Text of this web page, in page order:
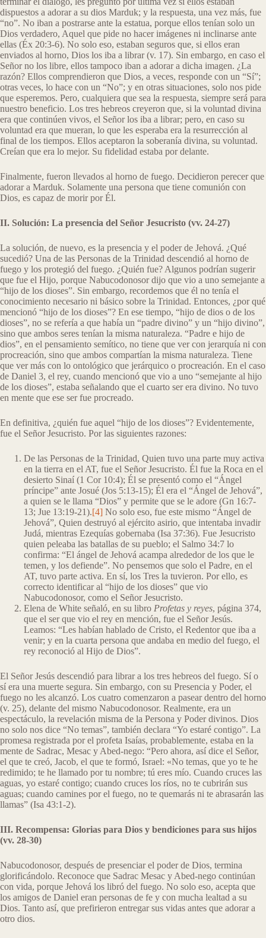
dispuestos a adorar a su dios Marduk; y la respuesta, una vez más, fue
“no”. No iban a postrarse ante la estatua, porque ellos tenían solo un
Dios verdadero, Aquel que pide no hacer imágenes ni inclinarse ante
ellas (Éx 20:3-6). No solo eso, estaban seguros que, si ellos eran
enviados al horno, Dios los iba a librar (v. 17). Sin embargo, en caso el
Señor no los libre, ellos tampoco iban a adorar a dicha imagen. ¿La
razón? Ellos comprendieron que Dios, a veces, responde con un “Sí”;
otras veces, lo hace con un “No”; y en otras situaciones, solo nos pide
que esperemos. Pero, cualquiera que sea la respuesta, siempre será para
nuestro beneficio. Los tres hebreos creyeron que, si la voluntad divina
era que continúen vivos, el Señor los iba a librar; pero, en caso su
voluntad era que mueran, lo que les esperaba era la resurrección al
final de los tiempos. Ellos aceptaron la soberanía divina, su voluntad.
Creían que era lo mejor. Su fidelidad estaba por delante.
Finalmente, fueron llevados al horno de fuego. Decidieron perecer que
adorar a Marduk. Solamente una persona que tiene comunión con
Dios, es capaz de morir por Él.
II. Solución: La presencia del Señor Jesucristo (vv. 24-27)
La solución, de nuevo, es la presencia y el poder de Jehová. ¿Qué
sucedió? Una de las Personas de la Trinidad descendió al horno de
fuego y los protegió del fuego. ¿Quién fue? Algunos podrían sugerir
que fue el Hijo, porque Nabucodonosor dijo que vio a uno semejante a
“hijo de los dioses”. Sin embargo, recordemos que él no tenía el
conocimiento necesario ni básico sobre la Trinidad. Entonces, ¿por qué
mencionó “hijo de los dioses”? En ese tiempo, “hijo de dios o de los
dioses”, no se refería a que había un “padre divino” y un “hijo divino”,
sino que ambos seres tenían la misma naturaleza. “Padre e hijo de
dios”, en el pensamiento semítico, no tiene que ver con jerarquía ni con
procreación, sino que ambos compartían la misma naturaleza. Tiene
que ver más con lo ontológico que jerárquico o procreación. En el caso
de Daniel 3, el rey, cuando mencionó que vio a uno “semejante al hijo
de los dioses”, estaba señalando que el cuarto ser era divino. No tuvo
en mente que ese ser fue procreado.
En definitiva, ¿quién fue aquel “hijo de los dioses”? Evidentemente,
fue el Señor Jesucristo. Por las siguientes razones:
De las Personas de la Trinidad, Quien tuvo una parte muy activa
en la tierra en el AT, fue el Señor Jesucristo. Él fue la Roca en el
desierto Sinaí (1 Cor 10:4); Él se presentó como el “Ángel
príncipe” ante Josué (Jos 5:13-15); Él era el “Ángel de Jehová”,
a quien se le llama “Dios” y permite que se le adore (Gn 16:7-
13; Jue 13:19-21).[4] No solo eso, fue este mismo “Ángel de
Jehová”, Quien destruyó al ejército asirio, que intentaba invadir
Judá, mientras Ezequías gobernaba (Isa 37:36). Fue Jesucristo
quien peleaba las batallas de su pueblo; el Salmo 34:7 lo
confirma: “El ángel de Jehová acampa alrededor de los que le
temen, y los defiende”. No pensemos que solo el Padre, en el
AT, tuvo parte activa. En sí, los Tres la tuvieron. Por ello, es
correcto identificar al “hijo de los dioses” que vio
Nabucodonosor, como el Señor Jesucristo.
Elena de White señaló, en su libro Profetas y reyes, página 374,
que el ser que vio el rey en mención, fue el Señor Jesús.
Leamos: “Les habían hablado de Cristo, el Redentor que iba a
venir; y en la cuarta persona que andaba en medio del fuego, el
rey reconoció al Hijo de Dios”.
El Señor Jesús descendió para librar a los tres hebreos del fuego. Sí o
sí era una muerte segura. Sin embargo, con su Presencia y Poder, el
fuego no les alcanzó. Los cuatro comenzaron a pasear dentro del horno
(v. 25), delante del mismo Nabucodonosor. Realmente, era un
espectáculo, la revelación misma de la Persona y Poder divinos. Dios
no solo nos dice “No temas”, también declara “Yo estaré contigo”. La
promesa registrada por el profeta Isaías, probablemente, estaba en la
mente de Sadrac, Mesac y Abed-nego: “Pero ahora, así dice el Señor,
el que te creó, Jacob, el que te formó, Israel: «No temas, que yo te he
redimido; te he llamado por tu nombre; tú eres mío. Cuando cruces las
aguas, yo estaré contigo; cuando cruces los ríos, no te cubrirán sus
aguas; cuando camines por el fuego, no te quemarás ni te abrasarán las
llamas” (Isa 43:1-2).
III. Recompensa: Glorias para Dios y bendiciones para sus hijos
(vv. 28-30)
Nabucodonosor, después de presenciar el poder de Dios, termina
glorificándolo. Reconoce que Sadrac Mesac y Abed-nego continúan
con vida, porque Jehová los libró del fuego. No solo eso, acepta que
los amigos de Daniel eran personas de fe y con mucha lealtad a su
Dios. Tanto así, que prefirieron entregar sus vidas antes que adorar a
otro dios.